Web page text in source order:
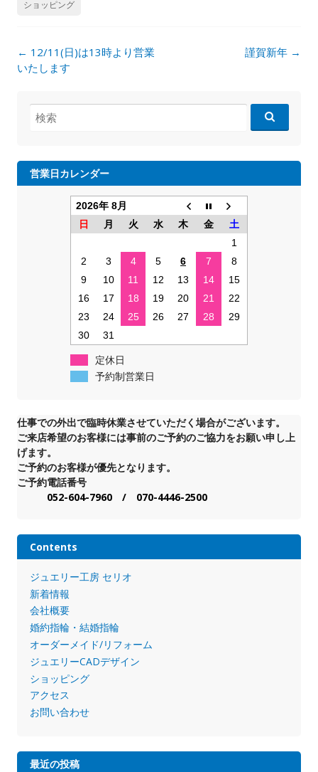
ショッピング
投
稿
ョ
← 12/11(日)は13時より営業
いたします
謹賀新年 →
検
索:
営業日カレンダー
2026年 8月
日
月 火 水 木 金
土
1
2
3 4 5 6 7
8
9
10 11 12 13 14
15
16
17 18 19 20 21
22
23
24 25 26 27 28
29
30
31
定休日
予約制営業日
仕事での外出で臨時休業させていただく場合がございます。
ご来店希望のお客様には事前のご予約のご協力をお願い申し上
げます。
ご予約のお客様が優先となります。
ご予約電話番号
052-604-7960 / 070-4446-2500
Contents
ジュエリー工房 セリオ
新着情報
会社概要
婚約指輪・結婚指輪
オーダーメイド/リフォーム
ジュエリーCADデザイン
ショッピング
アクセス
お問い合わせ
最近の投稿